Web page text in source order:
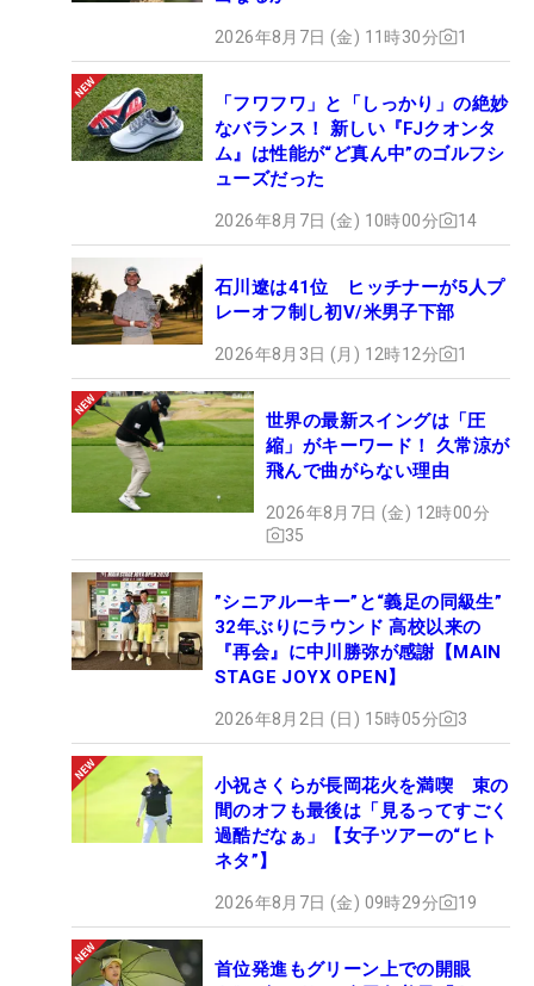
2026年8月7日 (金) 11時30分 1
「フワフワ」と「しっかり」の絶妙
なバランス！ 新しい『FJクオンタ
ム』は性能が“ど真ん中”のゴルフシ
ューズだった
2026年8月7日 (金) 10時00分 14
石川遼は41位 ヒッチナーが5人プ
レーオフ制し初V/米男子下部
2026年8月3日 (月) 12時12分 1
世界の最新スイングは「圧
縮」がキーワード！ 久常涼が
飛んで曲がらない理由
2026年8月7日 (金) 12時00分
35
”シニアルーキー”と“義足の同級生”
32年ぶりにラウンド 高校以来の
『再会』に中川勝弥が感謝【MAIN
STAGE JOYX OPEN】
2026年8月2日 (日) 15時05分 3
小祝さくらが長岡花火を満喫 束の
間のオフも最後は「見るってすごく
過酷だなぁ」【女子ツアーの“ヒト
ネタ”】
2026年8月7日 (金) 09時29分 19
首位発進もグリーン上での開眼